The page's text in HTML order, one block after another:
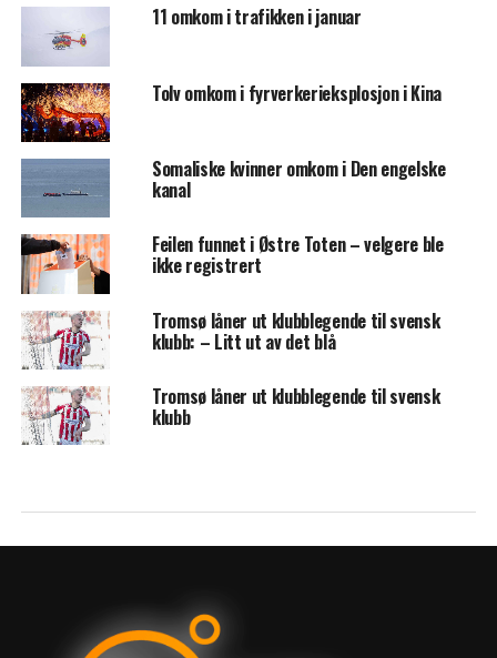
11 omkom i trafikken i januar
Tolv omkom i fyrverkerieksplosjon i Kina
Somaliske kvinner omkom i Den engelske
kanal
Feilen funnet i Østre Toten – velgere ble
ikke registrert
Tromsø låner ut klubblegende til svensk
klubb: – Litt ut av det blå
Tromsø låner ut klubblegende til svensk
klubb